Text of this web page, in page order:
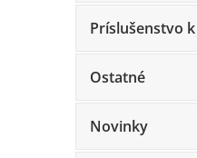
Príslušenstvo
Ostatné
Novinky